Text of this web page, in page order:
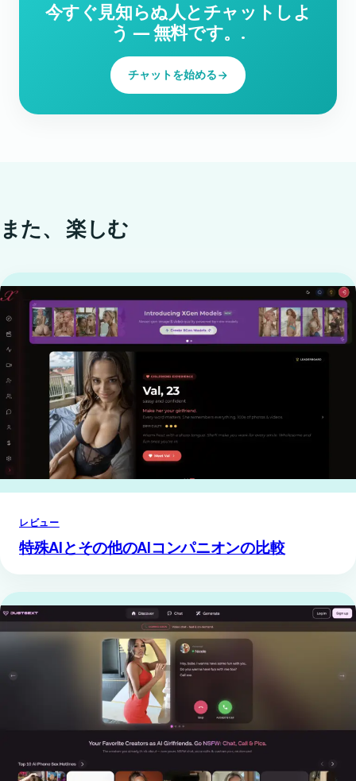
今すぐ見知らぬ人とチャットしよ
う ― 無料です。.
チャットを始める
また、楽しむ
レビュー
特殊AIとその他のAIコンパニオンの比較